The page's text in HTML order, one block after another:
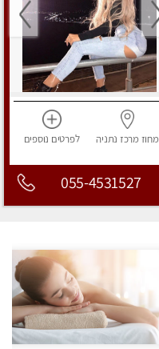
מחוז מרכז נתניה לפרטים נוספים
055-4531527